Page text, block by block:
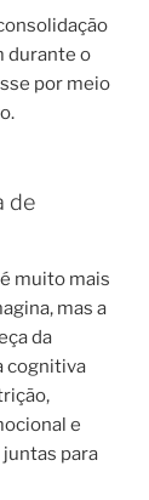
durante o
por meio
de
muito mais
mas a
da
cognitiva
e
para